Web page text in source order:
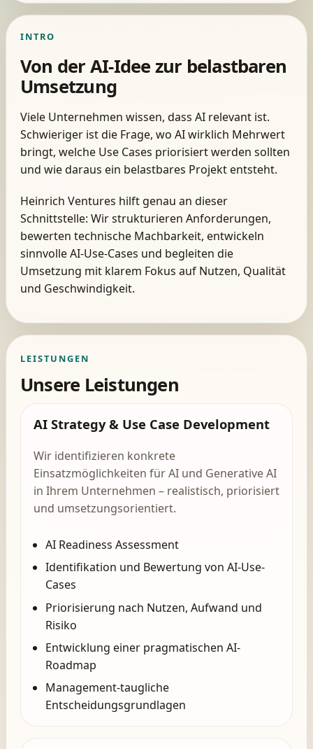
INTRO
Von der AI-Idee zur belastbaren
Umsetzung
Viele Unternehmen wissen, dass AI relevant ist.
Schwieriger ist die Frage, wo AI wirklich Mehrwert
bringt, welche Use Cases priorisiert werden sollten
und wie daraus ein belastbares Projekt entsteht.
Heinrich Ventures hilft genau an dieser
Schnittstelle: Wir strukturieren Anforderungen,
bewerten technische Machbarkeit, entwickeln
sinnvolle AI-Use-Cases und begleiten die
Umsetzung mit klarem Fokus auf Nutzen, Qualität
und Geschwindigkeit.
LEISTUNGEN
Unsere Leistungen
AI Strategy & Use Case Development
Wir identifizieren konkrete
Einsatzmöglichkeiten für AI und Generative AI
in Ihrem Unternehmen – realistisch, priorisiert
und umsetzungsorientiert.
AI Readiness Assessment
Identifikation und Bewertung von AI-Use-
Cases
Priorisierung nach Nutzen, Aufwand und
Risiko
Entwicklung einer pragmatischen AI-
Roadmap
Management-taugliche
Entscheidungsgrundlagen